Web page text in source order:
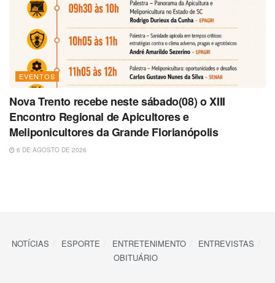
EVENTOS
Nova Trento recebe neste sábado(08) o XIII
Encontro Regional de Apicultores e
Meliponicultores da Grande Florianópolis
6 DE AGOSTO DE 2026
NOTÍCIAS ESPORTE ENTRETENIMENTO
ENTREVISTAS
OBITUÁRIO